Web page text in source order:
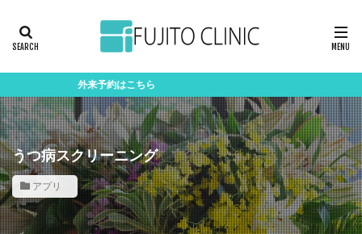
外来予約はこちら
うつ病スクリーニング
アプリ